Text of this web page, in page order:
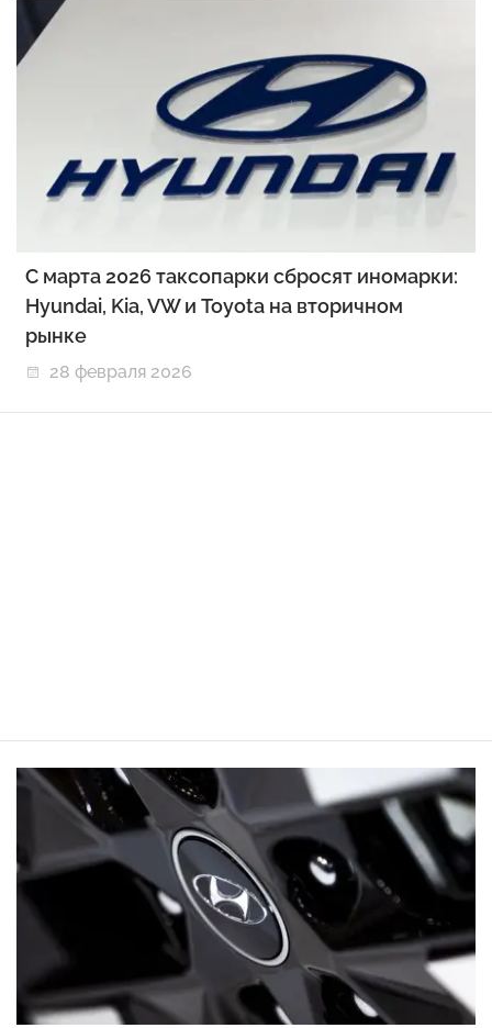
С марта 2026 таксопарки сбросят иномарки:
Hyundai, Kia, VW и Toyota на вторичном
рынке
28 февраля 2026